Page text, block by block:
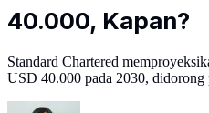
40.000, Kapan?
Standard Chartered
USD 40.000 pada 2030, didorong